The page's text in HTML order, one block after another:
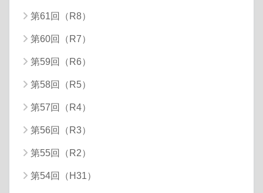
第61回（R8）
第60回（R7）
第59回（R6）
第58回（R5）
第57回（R4）
第56回（R3）
第55回（R2）
第54回（H31）